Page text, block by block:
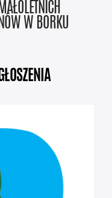
W BORKU